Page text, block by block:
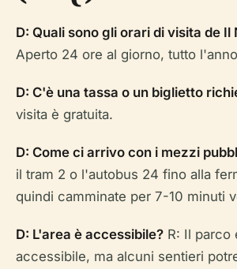
D: Quali sono gli orari di visita de
Aperto 24 ore al giorno, tutto
D: C'è una tassa o un biglietto
visita è gratuita.
D: Come ci arrivo con i mezzi
il tram 2 o l'autobus 24 fino alla
quindi camminate per 7-10 minuti
D: L'area è accessibile? R: Il parco
accessibile, ma alcuni sentieri